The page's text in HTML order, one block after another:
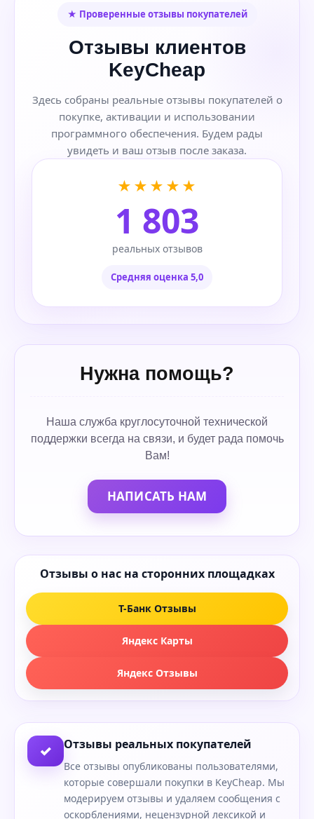
★ Проверенные отзывы покупателей
Отзывы клиентов
KeyCheap
Здесь собраны реальные отзывы покупателей о
покупке, активации и использовании
программного обеспечения. Будем рады
увидеть и ваш отзыв после заказа.
★★★★★
1 803
реальных отзывов
Средняя оценка 5,0
Нужна помощь?
Наша служба круглосуточной технической
поддержки всегда на связи, и будет рада помочь
Вам!
НАПИСАТЬ НАМ
Отзывы о нас на сторонних площадках
Т-Банк Отзывы
Яндекс Карты
Яндекс Отзывы
✓ Отзывы реальных покупателей
Все отзывы опубликованы пользователями,
которые совершали покупки в KeyCheap. Мы
модерируем отзывы и удаляем сообщения с
оскорблениями, нецензурной лексикой и